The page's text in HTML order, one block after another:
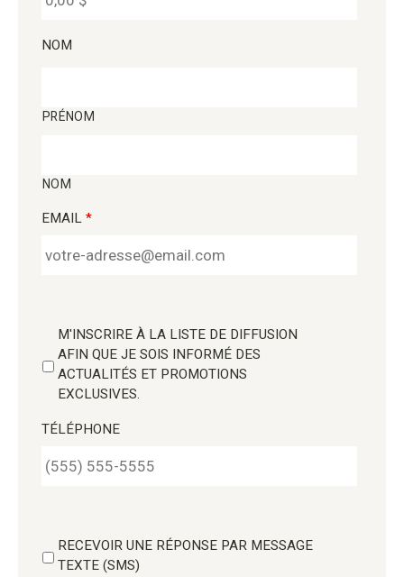
NOM
PRÉNOM
NOM
EMAIL *
M'INSCRIRE À LA LISTE DE DIFFUSION
AFIN QUE JE SOIS INFORMÉ DES
ACTUALITÉS ET PROMOTIONS
EXCLUSIVES.
TÉLÉPHONE
RECEVOIR UNE RÉPONSE PAR MESSAGE
TEXTE (SMS)